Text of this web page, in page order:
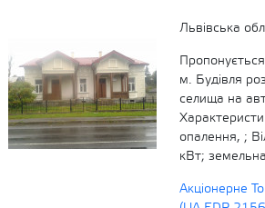
Львівська
м. Будівля
селища на
опалення, ;
кВт;
Акціонерне